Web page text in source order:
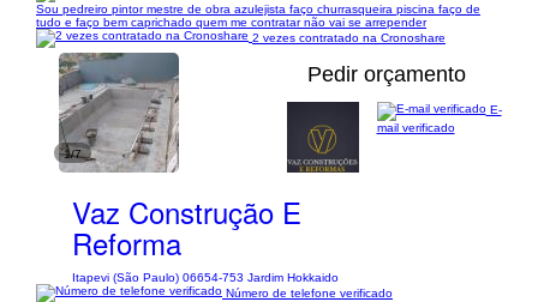
Sou pedreiro pintor mestre de obra azulejista faço churrasqueira piscina faço de
tudo e faço bem caprichado quem me contratar não vai se arrepender
2 vezes contratado na Cronoshare
1/7
Pedir orçamento
Vaz Construção E
Reforma
Itapevi (São Paulo) 06654-753 Jardim Hokkaido
E-
mail verificado
Número de telefone verificado